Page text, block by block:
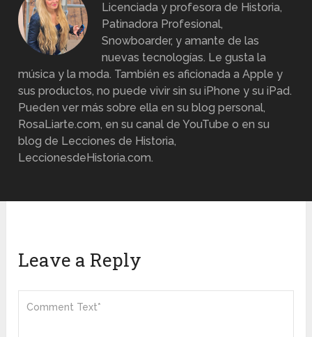
Licenciada y profesora de Historia,
Patinadora Profesional,
Snowboarder, y amante de las
nuevas tecnologías. Le gusta la
música y la moda. También es aficionada a Apple y
sus productos, no puede vivir sin su iPhone y su iPad.
Pueden ver más sobre ella en su blog personal,
RosaLiarte.com, en su canal de YouTube o en su
blog de Lecciones de Historia,
LeccionesdeHistoria.com.
Leave a Reply